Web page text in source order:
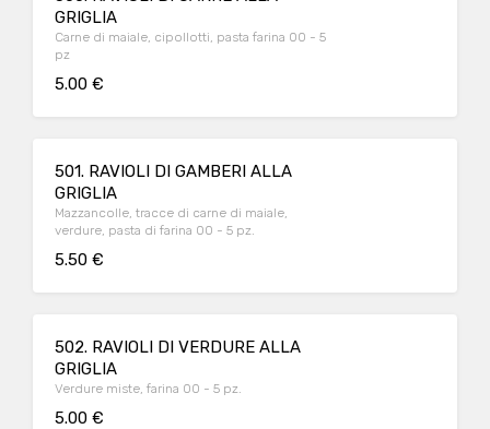
GRIGLIA
Carne di maiale, cipollotti, pasta farina 00 - 5
pz
5.00 €
501. RAVIOLI DI GAMBERI ALLA
GRIGLIA
Mazzancolle, tracce di carne di maiale,
verdure, pasta di farina 00 - 5 pz.
5.50 €
502. RAVIOLI DI VERDURE ALLA
GRIGLIA
Verdure miste, farina 00 - 5 pz.
5.00 €